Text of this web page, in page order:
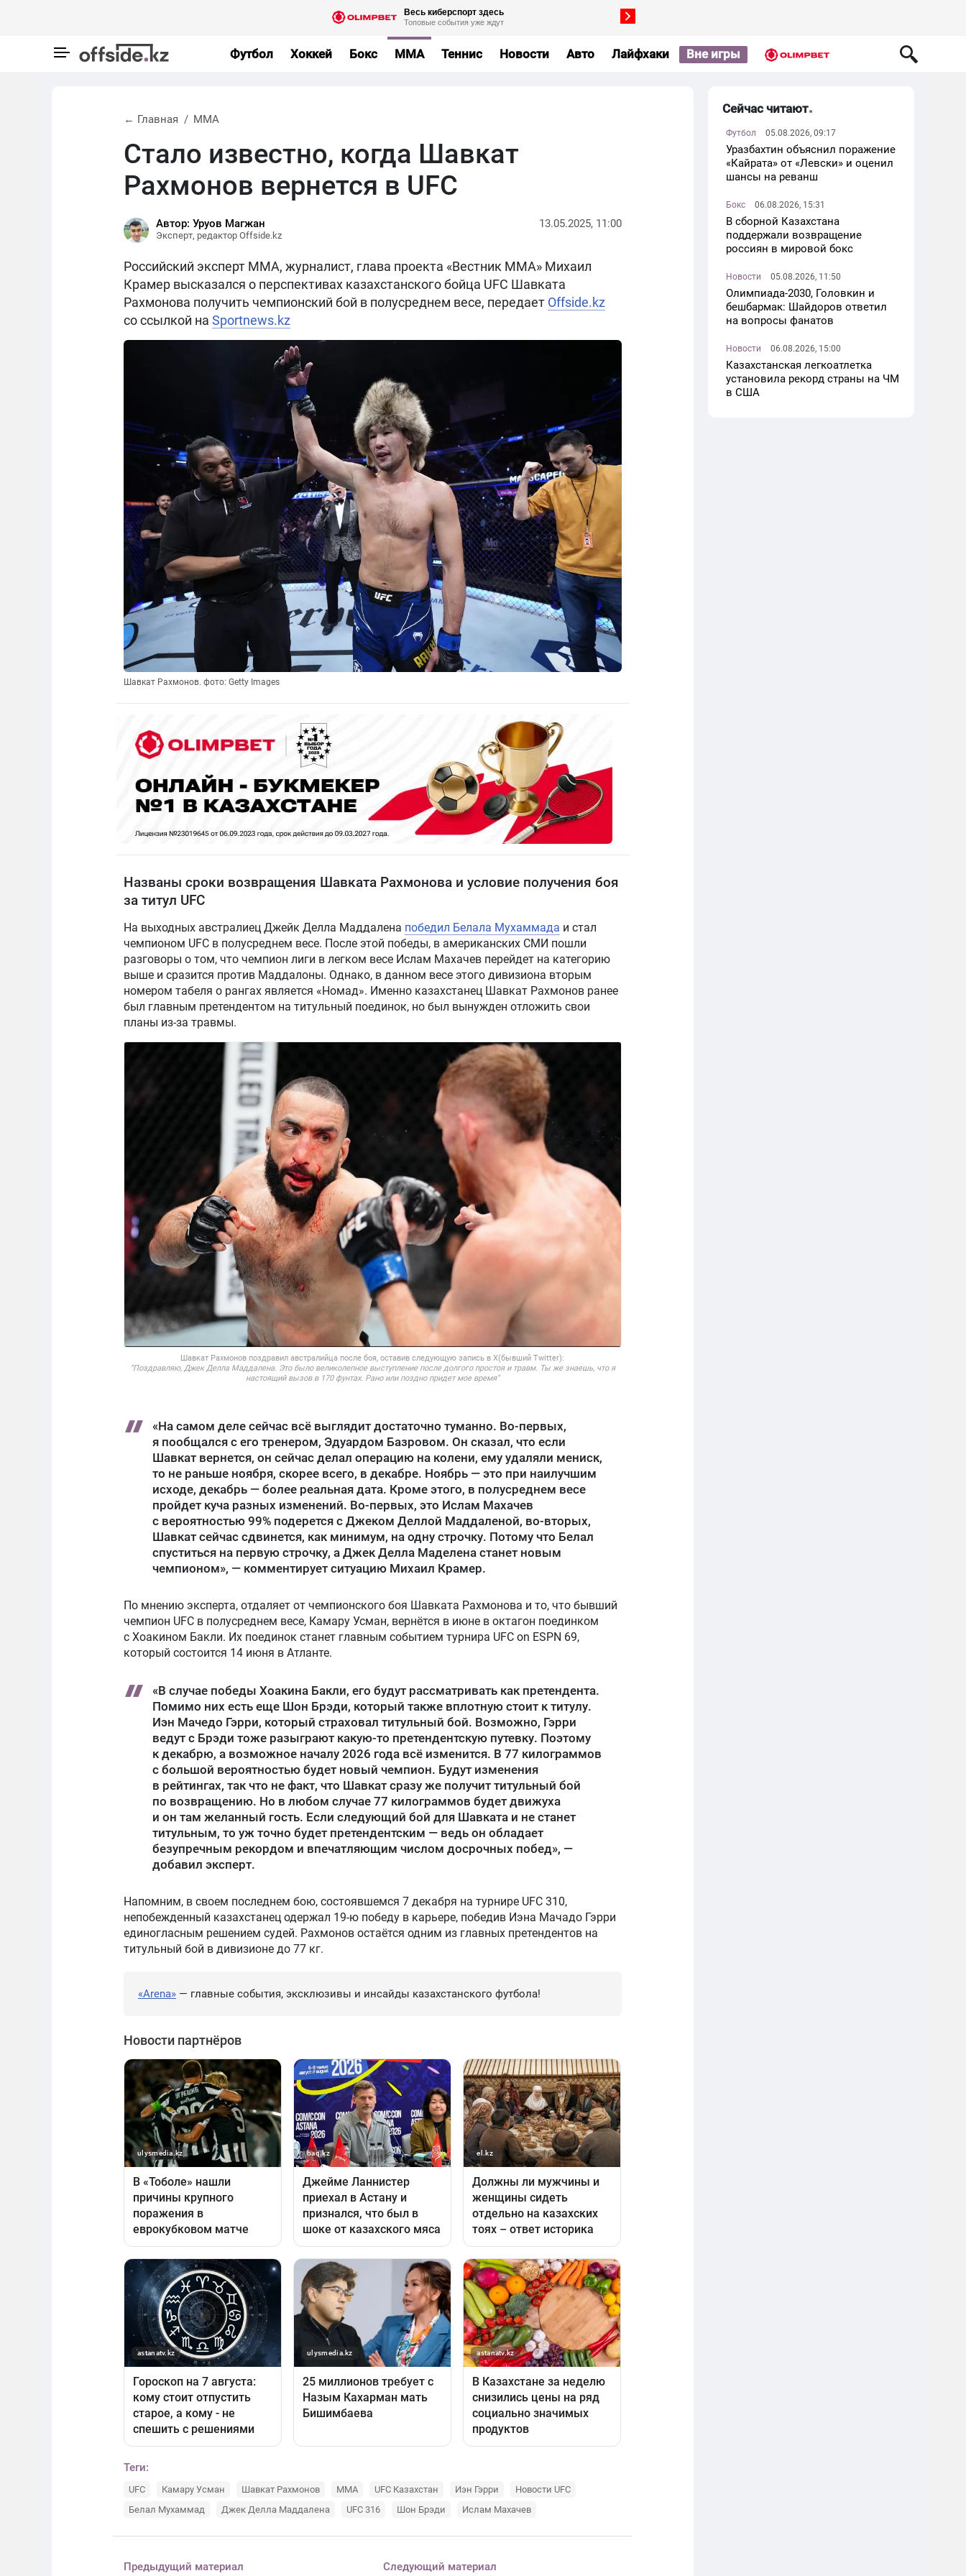
Футбол Хоккей Бокс MMA Теннис Новости Авто Лайфхаки Вне игры
← Главная MMA
Стало известно, когда Шавкат
Рахмонов вернется в UFC
Автор: Уруов Магжан
Эксперт, редактор Offside.kz
13.05.2025, 11:00
Российский эксперт ММА, журналист, глава проекта «Вестник ММА» Михаил
Крамер высказался о перспективах казахстанского бойца UFC Шавката
Рахмонова получить чемпионский бой в полусреднем весе, передает Offside.kz
со ссылкой на Sportnews.kz
Шавкат Рахмонов. фото: Getty Images
Названы сроки возвращения Шавката Рахмонова и условие получения боя
за титул UFC
На выходных австралиец Джейк Делла Маддалена победил Белала Мухаммада и стал
чемпионом UFC в полусреднем весе. После этой победы, в американских СМИ пошли
разговоры о том, что чемпион лиги в легком весе Ислам Махачев перейдет на категорию
выше и сразится против Маддалоны. Однако, в данном весе этого дивизиона вторым
номером табеля о рангах является «Номад». Именно казахстанец Шавкат Рахмонов ранее
был главным претендентом на титульный поединок, но был вынужден отложить свои
планы из-за травмы.
Шавкат Рахмонов поздравил австралийца после боя, оставив следующую запись в Х(бывший Twitter):
“Поздравляю, Джек Делла Маддалена. Это было великолепное выступление после долгого простоя и травм. Ты же знаешь, что я
настоящий вызов в 170 фунтах. Рано или поздно придет мое время”
«На самом деле сейчас всё выглядит достаточно туманно. Во-первых,
я пообщался с его тренером, Эдуардом Базровом. Он сказал, что если
Шавкат вернется, он сейчас делал операцию на колени, ему удаляли мениск,
то не раньше ноября, скорее всего, в декабре. Ноябрь — это при наилучшим
исходе, декабрь — более реальная дата. Кроме этого, в полусреднем весе
пройдет куча разных изменений. Во-первых, это Ислам Махачев
с вероятностью 99% подерется с Джеком Деллой Маддаленой, во-вторых,
Шавкат сейчас сдвинется, как минимум, на одну строчку. Потому что Белал
спуститься на первую строчку, а Джек Делла Маделена станет новым
чемпионом», — комментирует ситуацию Михаил Крамер.
По мнению эксперта, отдаляет от чемпионского боя Шавката Рахмонова и то, что бывший
чемпион UFC в полусреднем весе, Камару Усман, вернётся в июне в октагон поединком
с Хоакином Бакли. Их поединок станет главным событием турнира UFC on ESPN 69,
который состоится 14 июня в Атланте.
«В случае победы Хоакина Бакли, его будут рассматривать как претендента.
Помимо них есть еще Шон Брэди, который также вплотную стоит к титулу.
Иэн Мачедо Гэрри, который страховал титульный бой. Возможно, Гэрри
ведут с Брэди тоже разыграют какую-то претендентскую путевку. Поэтому
к декабрю, а возможное началу 2026 года всё изменится. В 77 килограммов
с большой вероятностью будет новый чемпион. Будут изменения
в рейтингах, так что не факт, что Шавкат сразу же получит титульный бой
по возвращению. Но в любом случае 77 килограммов будет движуха
и он там желанный гость. Если следующий бой для Шавката и не станет
титульным, то уж точно будет претендентским — ведь он обладает
безупречным рекордом и впечатляющим числом досрочных побед», —
добавил эксперт.
Напомним, в своем последнем бою, состоявшемся 7 декабря на турнире UFC 310,
непобежденный казахстанец одержал 19-ю победу в карьере, победив Иэна Мачадо Гэрри
единогласным решением судей. Рахмонов остаётся одним из главных претендентов на
титульный бой в дивизионе до 77 кг.
«Arena» — главные события, эксклюзивы и инсайды казахстанского футбола!
Теги:
UFC Камару Усман Шавкат Рахмонов ММА UFC Казахстан Иэн Гэрри
Новости UFC
Белал Мухаммад
Джек Делла Маддалена UFC 316 Шон Брэди Ислам Махачев
Предыдущий материал Следующий материал
Сейчас читают
Футбол 05.08.2026, 09:17
Уразбахтин объяснил поражение
«Кайрата» от «Левски» и оценил
шансы на реванш
Бокс 06.08.2026, 15:31
В сборной Казахстана
поддержали возвращение
россиян в мировой бокс
Новости 05.08.2026, 11:50
Олимпиада-2030, Головкин и
бешбармак: Шайдоров ответил
на вопросы фанатов
Новости 06.08.2026, 15:00
Казахстанская легкоатлетка
установила рекорд страны на ЧМ
в США